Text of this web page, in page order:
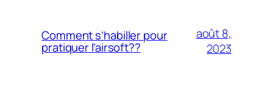
Comment s’habiller pour
pratiquer l’airsoft??
août 8,
2023